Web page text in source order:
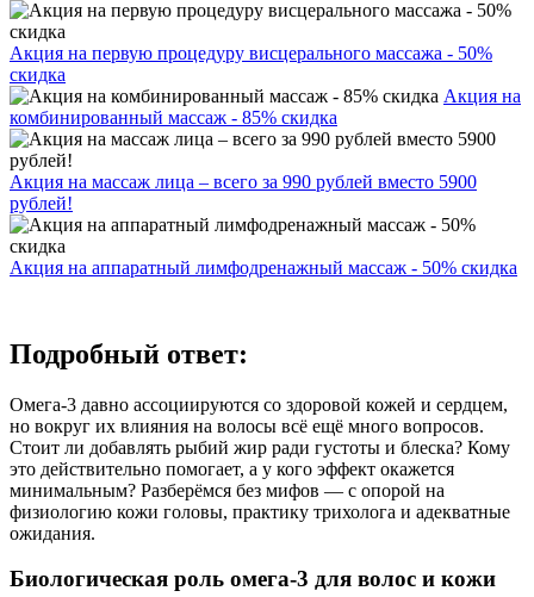
Акция на первую процедуру висцерального массажа - 50%
скидка
Акция на
комбинированный массаж - 85% скидка
Акция на массаж лица – всего за 990 рублей вместо 5900
рублей!
Акция на аппаратный лимфодренажный массаж - 50% скидка
Подробный ответ:
Омега‑3 давно ассоциируются со здоровой кожей и сердцем,
но вокруг их влияния на волосы всё ещё много вопросов.
Стоит ли добавлять рыбий жир ради густоты и блеска? Кому
это действительно помогает, а у кого эффект окажется
минимальным? Разберёмся без мифов — с опорой на
физиологию кожи головы, практику трихолога и адекватные
ожидания.
Биологическая роль омега‑3 для волос и кожи